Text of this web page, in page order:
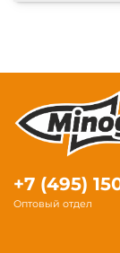
+7 (495)
Оптовый отдел